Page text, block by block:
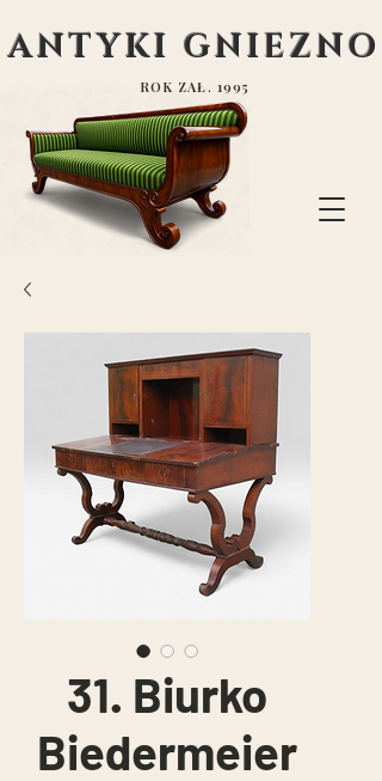
ANTYKI GNIEZNO
ROK ZAŁ. 1995
31. Biurko
Biedermeier